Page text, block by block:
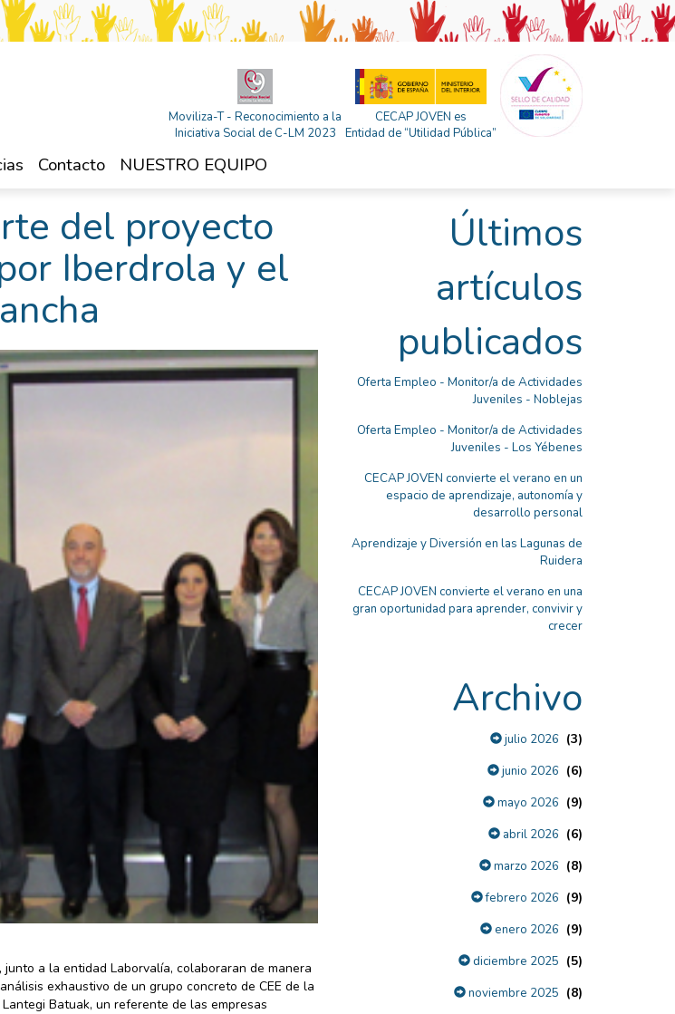
Moviliza-T - Reconocimiento a la
Iniciativa Social de C-LM 2023
CECAP JOVEN es
Entidad de “Utilidad Pública”
Contacto NUESTRO EQUIPO
del proyecto
Iberdrola y el
a la entidad Laborvalía, colaboraran de manera
exhaustivo de un grupo concreto de CEE de la
Batuak, un referente de las empresas
Últimos
artículos
publicados
Oferta Empleo - Monitor/a de Actividades
Juveniles - Noblejas
Oferta Empleo - Monitor/a de Actividades
Juveniles - Los Yébenes
CECAP JOVEN convierte el verano en un
espacio de aprendizaje, autonomía y
desarrollo personal
Aprendizaje y Diversión en las Lagunas de
Ruidera
CECAP JOVEN convierte el verano en una
gran oportunidad para aprender, convivir y
crecer
Archivo
julio 2026 (3)
junio 2026 (6)
mayo 2026 (9)
abril 2026 (6)
marzo 2026 (8)
febrero 2026 (9)
enero 2026 (9)
diciembre 2025 (5)
noviembre 2025 (8)